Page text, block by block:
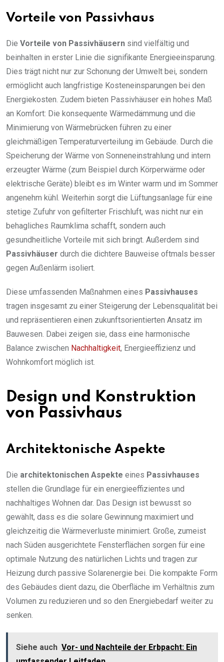
Vorteile von Passivhaus
Die Vorteile von Passivhäusern sind vielfältig und
beinhalten in erster Linie die signifikante Energieeinsparung.
Dies trägt nicht nur zur Schonung der Umwelt bei, sondern
ermöglicht auch langfristige Kosteneinsparungen bei den
Energiekosten. Zudem bieten Passivhäuser ein hohes Maß
an Komfort: Die konsequente Wärmedämmung und die
Minimierung von Wärmebrücken führen zu einer
gleichmäßigen Temperaturverteilung im Gebäude. Durch die
Speicherung der Wärme von Sonneneinstrahlung und intern
erzeugter Wärme (zum Beispiel durch Körperwärme oder
elektrische Geräte) bleibt es im Winter warm und im Sommer
angenehm kühl. Weiterhin sorgt die Lüftungsanlage für eine
stetige Zufuhr von gefilterter Frischluft, was nicht nur ein
behagliches Raumklima schafft, sondern auch
gesundheitliche Vorteile mit sich bringt. Außerdem sind
Passivhäuser durch die dichtere Bauweise oftmals besser
gegen Außenlärm isoliert.
Diese umfassenden Maßnahmen eines Passivhauses
tragen insgesamt zu einer Steigerung der Lebensqualität bei
und repräsentieren einen zukunftsorientierten Ansatz im
Bauwesen. Dabei zeigen sie, dass eine harmonische
Balance zwischen Nachhaltigkeit, Energieeffizienz und
Wohnkomfort möglich ist.
Design und Konstruktion
von Passivhaus
Architektonische Aspekte
Die architektonischen Aspekte eines Passivhauses
stellen die Grundlage für ein energieeffizientes und
nachhaltiges Wohnen dar. Das Design ist bewusst so
gewählt, dass es die solare Gewinnung maximiert und
gleichzeitig die Wärmeverluste minimiert. Große, zumeist
nach Süden ausgerichtete Fensterflächen sorgen für eine
optimale Nutzung des natürlichen Lichts und tragen zur
Heizung durch passive Solarenergie bei. Die kompakte Form
des Gebäudes dient dazu, die Oberfläche im Verhältnis zum
Volumen zu reduzieren und so den Energiebedarf weiter zu
senken.
Siehe auch Vor- und Nachteile der Erbpacht: Ein